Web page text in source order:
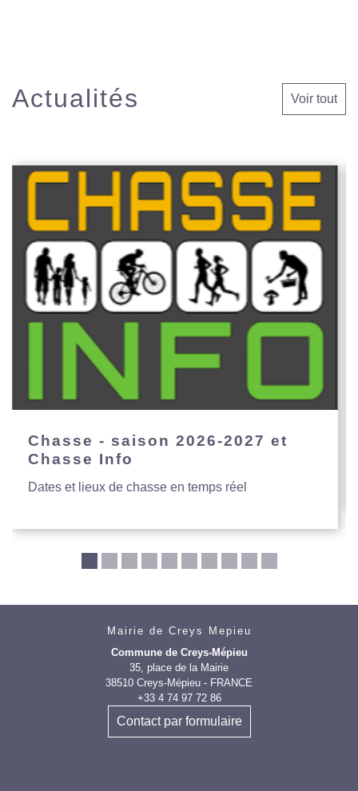
Actualités Voir tout
Chasse - saison 2026-2027 et
Chasse Info
Dates et lieux de chasse en temps réel
Mairie de Creys Mepieu
Commune de Creys-Mépieu
35, place de la Mairie
38510 Creys-Mépieu - FRANCE
+33 4 74 97 72 86
Contact par formulaire